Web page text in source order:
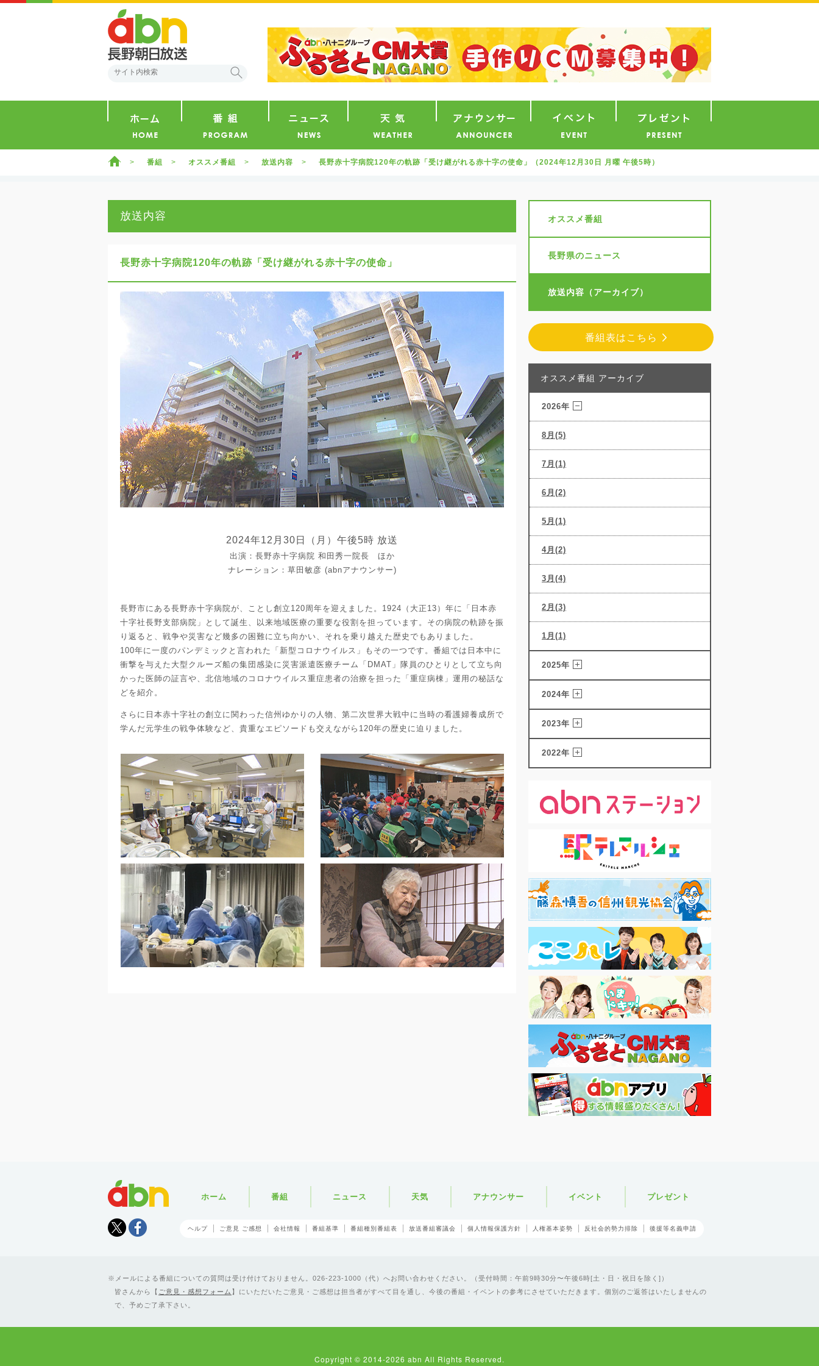
ホーム 番組 オススメ番組 放送内容 長野赤十字病院120年の軌跡「受け継がれる赤十字の使命」（2024年12月30日 月曜 午後5時）
放送内容
長野赤十字病院120年の軌跡「受け継がれる赤十字の使命」
2024年12月30日（月）午後5時 放送
出演：長野赤十字病院 和田秀一院長 ほか
ナレーション：草田敏彦 (abnアナウンサー)
長野市にある長野赤十字病院が、ことし創立120周年を迎えました。1924（大正13）年に「日本赤
十字社長野支部病院」として誕生、以来地域医療の重要な役割を担っています。その病院の軌跡を振
り返ると、戦争や災害など幾多の困難に立ち向かい、それを乗り越えた歴史でもありました。
100年に一度のパンデミックと言われた「新型コロナウイルス」もその一つです。番組では日本中に
衝撃を与えた大型クルーズ船の集団感染に災害派遣医療チーム「DMAT」隊員のひとりとして立ち向
かった医師の証言や、北信地域のコロナウイルス重症患者の治療を担った「重症病棟」運用の秘話な
どを紹介。
さらに日本赤十字社の創立に関わった信州ゆかりの人物、第二次世界大戦中に当時の看護婦養成所で
学んだ元学生の戦争体験など、貴重なエピソードも交えながら120年の歴史に迫りました。
オススメ番組
長野県のニュース
放送内容（アーカイブ）
番組表はこちら
オススメ番組 アーカイブ
2026年
8月(5)
7月(1)
6月(2)
5月(1)
4月(2)
3月(4)
2月(3)
1月(1)
2025年
2024年
2023年
2022年
Tweet
ホーム 番組 ニュース 天気 アナウンサー イベント プレゼント
ヘルプ ご意見 ご感想 会社情報 番組基準 番組種別番組表 放送番組審議会 個人情報保護方針 人権基本姿勢 反社会的勢力排除 後援等名義申請
メールによる番組についての質問は受け付けておりません。026-223-1000（代）へお問い合わせください。（受付時間：午前9時30分〜午後6時[土・日・祝日を除く]）
皆さんから【 ご意見・感想フォーム 】にいただいたご意見・ご感想は担当者がすべて目を通し、今後の番組・イベントの参考にさせていただきます。個別のご返答はいたしませんの
で、予めご了承下さい。
Copyright © 2014-2026 abn All Rights Reserved.